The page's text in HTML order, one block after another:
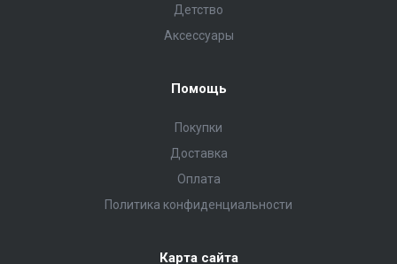
Детство
Аксессуары
Помощь
Покупки
Доставка
Оплата
Политика конфиденциальности
Карта сайта